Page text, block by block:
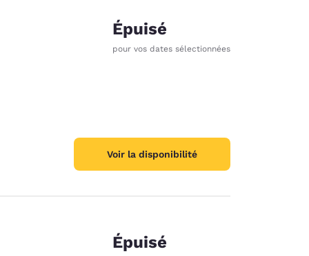
Épuisé
pour vos dates sélectionnées
Voir la disponibilité
Épuisé